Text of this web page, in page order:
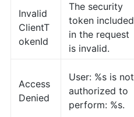
Invalid
ClientT
okenId
The security
token included
in the request
is invalid.
Access
Denied
User: %s is not
authorized to
perform: %s.